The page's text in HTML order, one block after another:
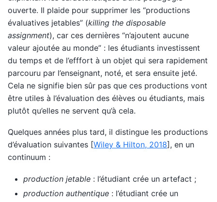
ouverte. Il plaide pour supprimer les “productions
évaluatives jetables” (killing the disposable
assignment), car ces dernières “n’ajoutent aucune
valeur ajoutée au monde” : les étudiants investissent
du temps et de l’efffort à un objet qui sera rapidement
parcouru par l’enseignant, noté, et sera ensuite jeté.
Cela ne signifie bien sûr pas que ces productions vont
être utiles à l’évaluation des élèves ou étudiants, mais
plutôt qu’elles ne servent qu’à cela.
Quelques années plus tard, il distingue les productions
d’évaluation suivantes [Wiley & Hilton, 2018] , en un
continuum :
production jetable : l’étudiant crée un artefact ;
production authentique : l’étudiant crée un